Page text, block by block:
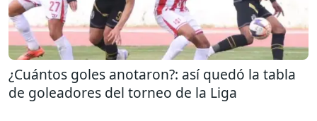
¿Cuántos goles anotaron?: así quedó la tabla
de goleadores del torneo de la Liga